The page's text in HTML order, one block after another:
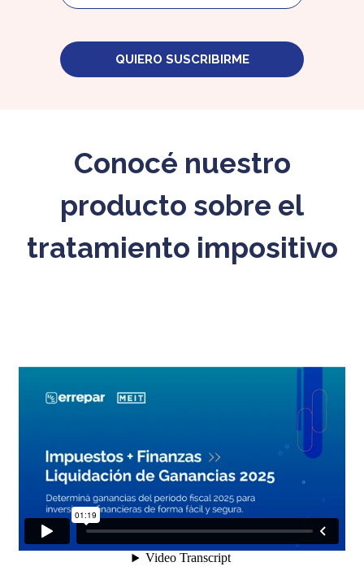
QUIERO SUSCRIBIRME
Conocé nuestro
producto sobre el
tratamiento impositivo